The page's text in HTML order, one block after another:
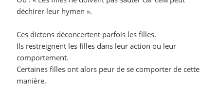
déchirer leur hymen ».
Ces dictons déconcertent parfois les filles.
Ils restreignent les filles dans leur action ou leur
comportement.
Certaines filles ont alors peur de se comporter de cette
manière.